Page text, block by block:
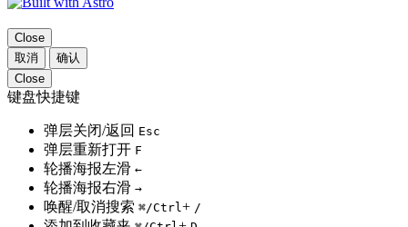
Close
取消
确认
Close
键盘快捷键
弹层关闭/返回 Esc
弹层重新打开 F
轮播海报左滑 ←
轮播海报右滑 →
唤醒/取消搜索 ⌘/Ctrl + /